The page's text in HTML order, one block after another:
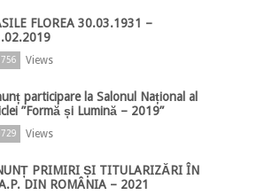
FLOREA 30.03.1931 –
Views
participare la Salonul Național al
”Formă și Lumină – 2019”
Views
PRIMIRI ȘI TITULARIZĂRI ÎN
DIN ROMÂNIA – 2021